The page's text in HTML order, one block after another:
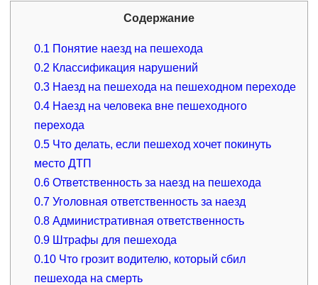
Содержание
0.1 Понятие наезд на пешехода
0.2 Классификация нарушений
0.3 Наезд на пешехода на пешеходном переходе
0.4 Наезд на человека вне пешеходного
перехода
0.5 Что делать, если пешеход хочет покинуть
место ДТП
0.6 Ответственность за наезд на пешехода
0.7 Уголовная ответственность за наезд
0.8 Административная ответственность
0.9 Штрафы для пешехода
0.10 Что грозит водителю, который сбил
пешехода на смерть